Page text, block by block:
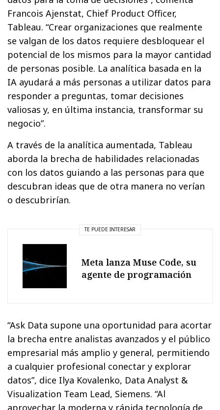
Francois Ajenstat, Chief Product Officer,
Tableau. “Crear organizaciones que realmente
se valgan de los datos requiere desbloquear el
potencial de los mismos para la mayor cantidad
de personas posible. La analítica basada en la
IA ayudará a más personas a utilizar datos para
responder a preguntas, tomar decisiones
valiosas y, en última instancia, transformar su
negocio”.
A través de la analítica aumentada, Tableau
aborda la brecha de habilidades relacionadas
con los datos guiando a las personas para que
descubran ideas que de otra manera no verían
o descubrirían.
TE PUEDE INTERESAR
Meta lanza Muse Code, su
agente de programación
“Ask Data supone una oportunidad para acortar
la brecha entre analistas avanzados y el público
empresarial más amplio y general, permitiendo
a cualquier profesional conectar y explorar
datos”, dice Ilya Kovalenko, ‎Data Analyst &
Visualization Team Lead, Siemens. “Al
aprovechar la moderna y rápida tecnología de